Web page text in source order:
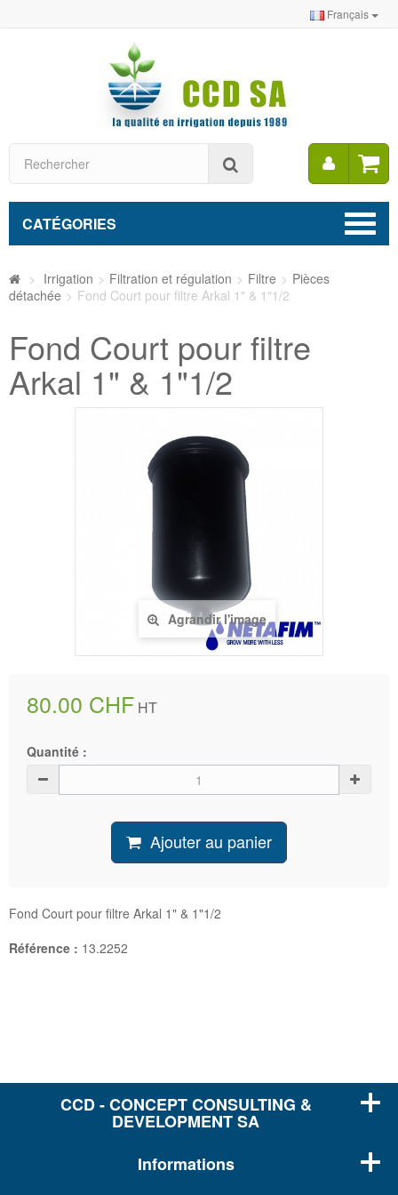
Français
Mon
CATÉGORIES
> Irrigation > Filtration et régulation > Filtre > Pièces
détachée > Fond Court pour filtre Arkal 1" & 1"1/2
Fond Court pour filtre
Arkal 1" & 1"1/2
Agrandir l'image
80.00 CHF HT
Quantité :
Ajouter au panier
Fond Court pour filtre Arkal 1" & 1"1/2
Référence : 13.2252
CCD - CONCEPT CONSULTING &
DEVELOPMENT SA
Informations